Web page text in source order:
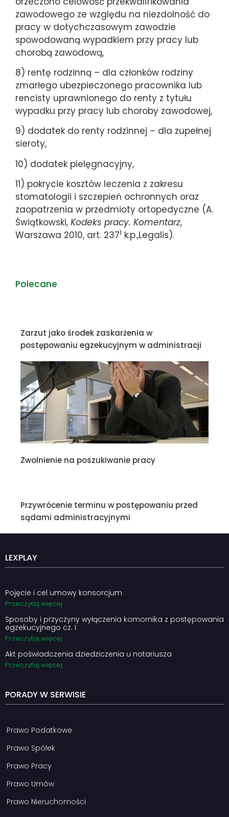
zawodowego ze względu na niezdolność do
pracy w dotychczasowym zawodzie
spowodowaną wypadkiem przy pracy lub
chorobą zawodową,
8) rentę rodzinną – dla członków rodziny
zmarłego ubezpieczonego pracownika lub
rencisty uprawnionego do renty z tytułu
wypadku przy pracy lub choroby zawodowej,
9) dodatek do renty rodzinnej – dla zupełnej
sieroty,
10) dodatek pielęgnacyjny,
11) pokrycie kosztów leczenia z zakresu
stomatologii i szczepień ochronnych oraz
zaopatrzenia w przedmioty ortopedyczne (A.
Świątkowski, Kodeks pracy. Komentarz,
Warszawa 2010, art. 2371 k.p.,Legalis).
Polecane
Zarzut jako środek zaskarżenia w
postępowaniu egzekucyjnym w administracji
Zwolnienie na poszukiwanie pracy
Przywrócenie terminu w postępowaniu przed
sądami administracyjnymi
LEXPLAY
Pojęcie i cel umowy konsorcjum
Przeczytaj więcej
Sposoby i przyczyny wyłączenia komornika z postępowania
egzekucyjnego cz. I
Przeczytaj więcej
Akt poświadczenia dziedziczenia u notariusza
Przeczytaj więcej
PORADY W SERWISIE
Prawo Podatkowe
Prawo Spółek
Prawo Pracy
Prawo Umów
Prawo Nieruchomości